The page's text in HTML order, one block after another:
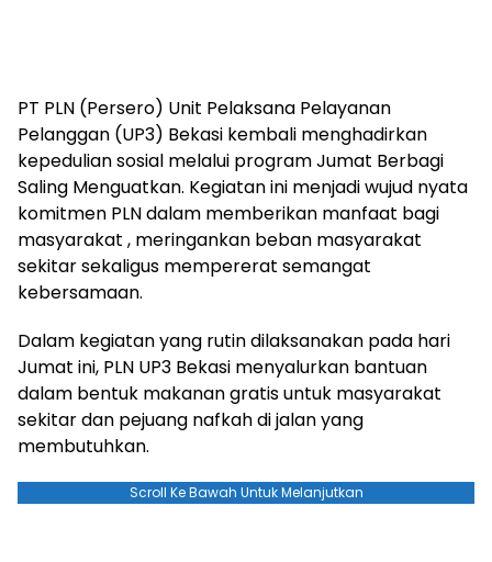
PT PLN (Persero) Unit Pelaksana Pelayanan
Pelanggan (UP3) Bekasi kembali menghadirkan
kepedulian sosial melalui program Jumat Berbagi
Saling Menguatkan. Kegiatan ini menjadi wujud nyata
komitmen PLN dalam memberikan manfaat bagi
masyarakat , meringankan beban masyarakat
sekitar sekaligus mempererat semangat
kebersamaan.
Dalam kegiatan yang rutin dilaksanakan pada hari
Jumat ini, PLN UP3 Bekasi menyalurkan bantuan
dalam bentuk makanan gratis untuk masyarakat
sekitar dan pejuang nafkah di jalan yang
membutuhkan.
Scroll Ke Bawah Untuk Melanjutkan